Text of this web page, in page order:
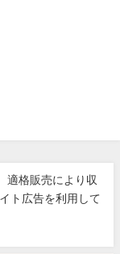
適格販売により収
ト広告を利用して